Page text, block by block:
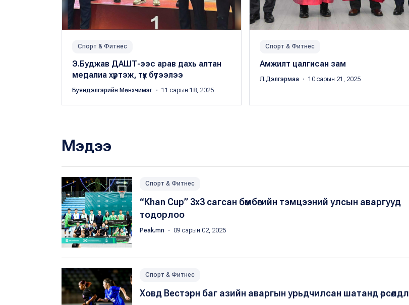
Спорт & Фитнес
Э.Буджав ДАШТ-ээс арав дахь алтан
медалиа хүртэж, түүх бүтээлээ
Буяндэлгэрийн Мөнхчимэг ・ 11 сарын 18, 2025
Спорт & Фитнес
Амжилт цалгисан зам
Л.Дэлгэрмаа ・ 10 сарын 21, 2025
Мэдээ
Спорт & Фитнес
“Khan Cup” 3х3 сагсан бөмбөгийн тэмцээний улсын аваргууд
тодорлоо
Peak.mn ・ 09 сарын 02, 2025
Спорт & Фитнес
Ховд Вестэрн баг азийн аваргын урьдчилсан шатанд өрсөлдлөө